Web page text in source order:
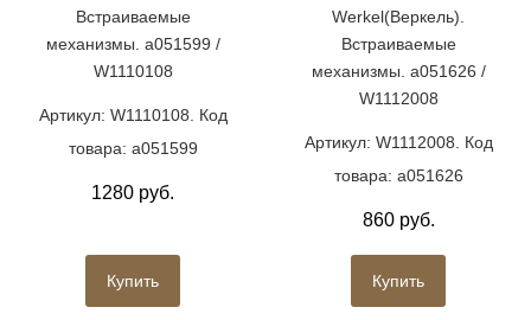
Встраиваемые
механизмы. a051599 /
W1110108
Артикул: W1110108. Код
товара: a051599
1280 руб.
Купить
Werkel(Веркель).
Встраиваемые
механизмы. a051626 /
W1112008
Артикул: W1112008. Код
товара: a051626
860 руб.
Купить